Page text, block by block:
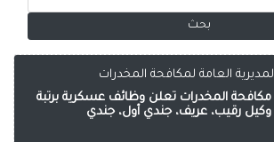
العامة لمكافحة المخدرات
مكافحة المخدرات تعلن وظائف عسكرية برتبة
وكيل رقيب، عريف، جندي أول، جندي